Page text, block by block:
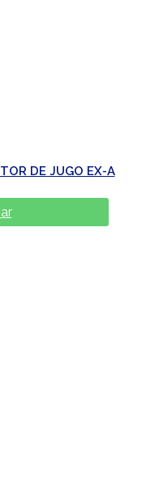
DE JUGO EX-A